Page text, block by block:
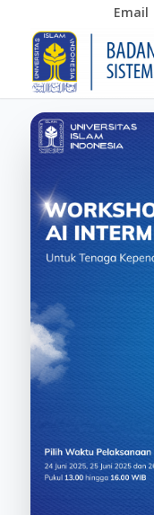
Email